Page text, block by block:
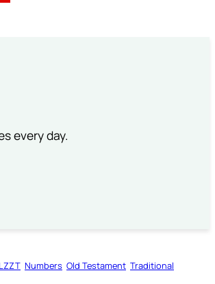
every day.
LZZT Numbers Old Testament Traditional